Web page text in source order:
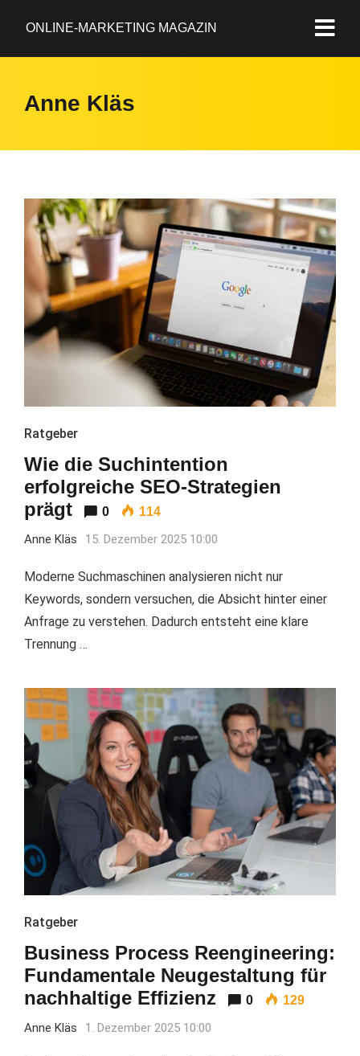
ONLINE-MARKETING MAGAZIN
Anne Kläs
Ratgeber
Wie die Suchintention
erfolgreiche SEO-Strategien
prägt
0 114
Anne Kläs 15. Dezember 2025 10:00
Moderne Suchmaschinen analysieren nicht nur
Keywords, sondern versuchen, die Absicht hinter einer
Anfrage zu verstehen. Dadurch entsteht eine klare
Trennung …
Ratgeber
Business Process Reengineering:
Fundamentale Neugestaltung für
nachhaltige Effizienz
0 129
Anne Kläs 1. Dezember 2025 10:00